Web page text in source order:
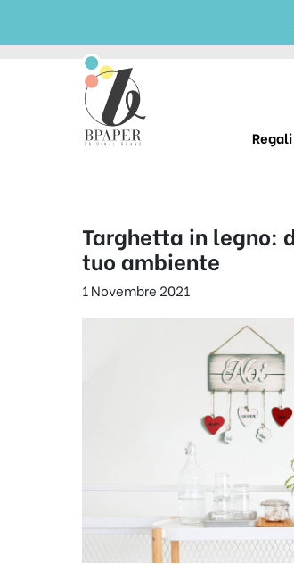
Targhetta in legno:
tuo ambiente
1 Novembre 2021